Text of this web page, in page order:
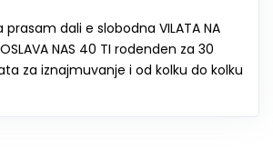
dali e slobodna VILATA NA
NAS 40 TI rodenden za 30
za iznajmuvanje i od kolku do kolku